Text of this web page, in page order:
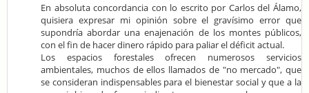
En absoluta concordancia con lo escrito por Carlos del Álamo,
quisiera expresar mi opinión sobre el gravísimo error que
supondría abordar una enajenación de los montes públicos,
con el fin de hacer dinero rápido para paliar el déficit actual.
Los espacios forestales ofrecen numerosos servicios
ambientales, muchos de ellos llamados de "no mercado", que
se consideran indispensables para el bienestar social y que a la